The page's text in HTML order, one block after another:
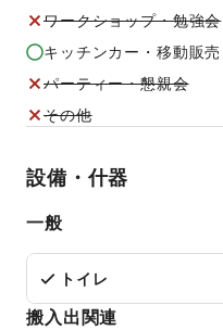
ワークショップ・勉強会
キッチンカー・移動販売
パーティー・懇親会
その他
設備・什器
一般
トイレ
搬入出関連